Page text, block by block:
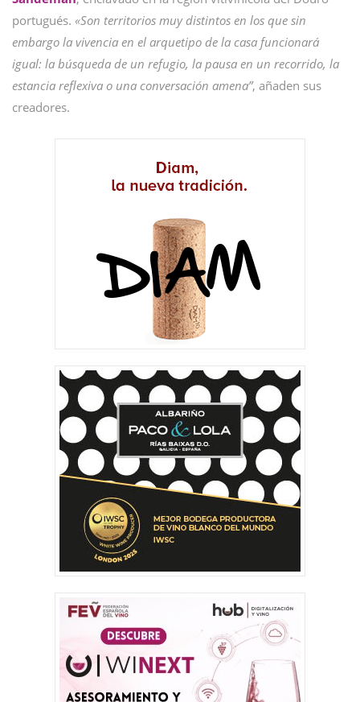
portugués. «Son territorios muy distintos en los que sin
embargo la vivencia en el arquetipo de la casa funcionará
igual: la búsqueda de un refugio, la pausa en un recorrido, la
estancia reflexiva o una conversación amena”, añaden sus
creadores.